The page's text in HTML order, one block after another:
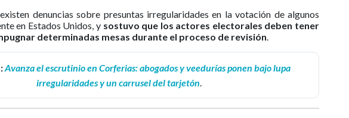
denuncias sobre presuntas irregularidades en la votación de algunos
en Estados Unidos, y sostuvo que los actores electorales deben tener
determinadas mesas durante el proceso de revisión.
Avanza el escrutinio en Corferias: abogados y veedurías ponen bajo lupa
irregularidades y un carrusel del tarjetón.